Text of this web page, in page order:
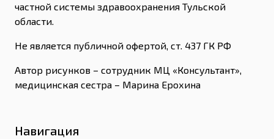
частной системы здравоохранения Тульской
области.
Не является публичной офертой, ст. 437 ГК РФ
Автор рисунков – сотрудник МЦ «Консультант»,
медицинская сестра – Марина Ерохина
Навигация